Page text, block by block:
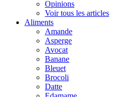
Opinions
Voir tous les articles
Aliments
Amande
Asperge
Avocat
Banane
Bleuet
Brocoli
Datte